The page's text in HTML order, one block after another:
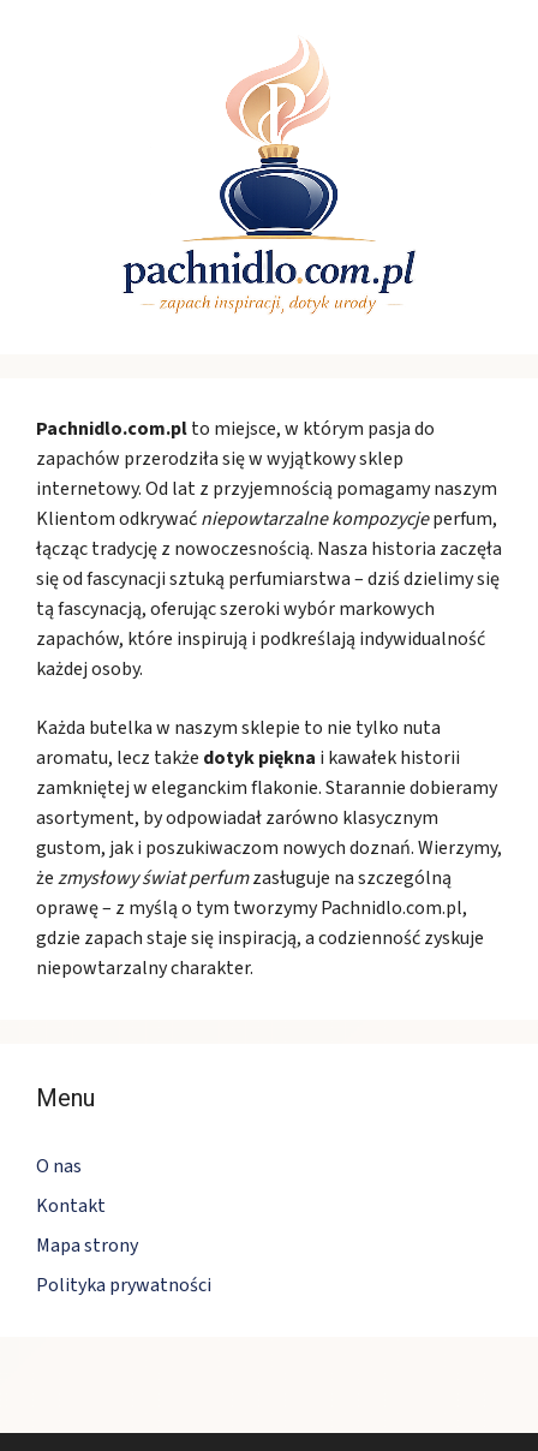
Pachnidlo.com.plto miejsce, w którym pasja do
zapachów przerodziła się w wyjątkowy sklep
internetowy. Od lat z przyjemnością pomagamy naszym
Klientom odkrywaćniepowtarzalne kompozycjeperfum,
łącząc tradycję z nowoczesnością. Nasza historia zaczęła
się od fascynacji sztuką perfumiarstwa – dziś dzielimy się
tą fascynacją, oferując szeroki wybór markowych
zapachów, które inspirują i podkreślają indywidualność
każdej osoby.
Każda butelka w naszym sklepie to nie tylko nuta
aromatu, lecz także dotyk piękna i kawałek historii
zamkniętej w eleganckim flakonie. Starannie dobieramy
asortyment, by odpowiadał zarówno klasycznym
gustom, jak i poszukiwaczom nowych doznań. Wierzymy,
żezmysłowy świat perfumzasługuje na szczególną
oprawę – z myślą o tym tworzymy Pachnidlo.com.pl,
gdzie zapach staje się inspiracją, a codzienność zyskuje
niepowtarzalny charakter.
Menu
O nas
Kontakt
Mapa strony
Polityka prywatności